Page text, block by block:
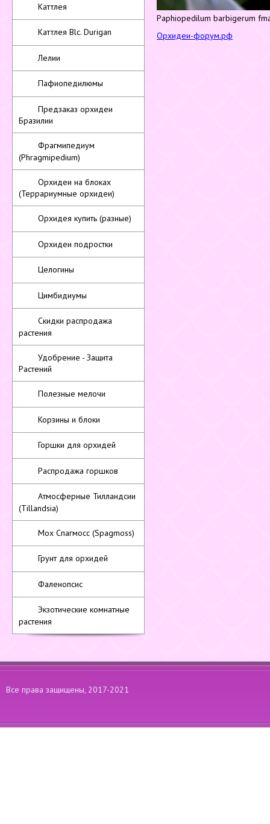
Каттлея
Каттлея Blc. Durigan
Лелии
Пафиопедилюмы
Предзаказ орхидеи
Бразилии
Фрагмипедиум
(Phragmipedium)
Орхидеи на блоках
(Террариумные орхидеи)
Орхидея купить (разные)
Орхидеи подростки
Целогины
Цимбидиумы
Скидки распродажа
растения
Удобрение - Защита
Растений
Полезные мелочи
Корзины и блоки
Горшки для орхидей
Распродажа горшков
Атмосферные Тилландсии
(Tillandsia)
Мох Спагмосс (Spagmoss)
Грунт для орхидей
Фаленопсис
Экзотические комнатные
растения
Paphiopedilum barbigerum
Орхидеи-форум.рф
Все права защищены, 2017-2021